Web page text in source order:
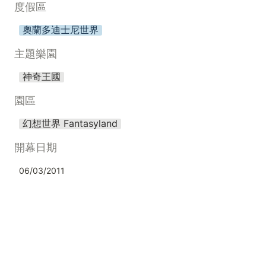
度假區
奧蘭多迪士尼世界
主題樂園
神奇王國
園區
幻想世界 Fantasyland
開幕日期
06/03/2011